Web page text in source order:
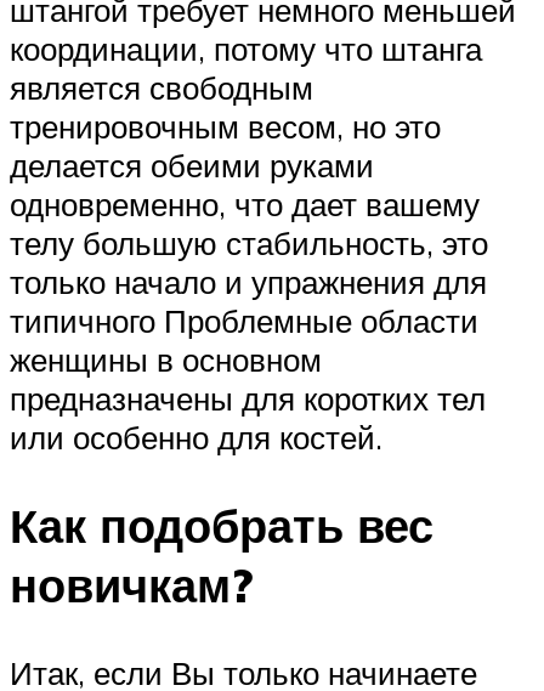
штангой требует немного меньшей
координации, потому что штанга
является свободным
тренировочным весом, но это
делается обеими руками
одновременно, что дает вашему
телу большую стабильность, это
только начало и упражнения для
типичного Проблемные области
женщины в основном
предназначены для коротких тел
или особенно для костей.
Как подобрать вес
новичкам?
Итак, если Вы только начинаете